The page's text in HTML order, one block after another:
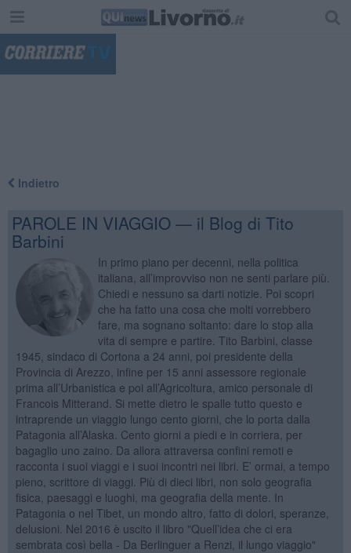
Indietro
PAROLE IN VIAGGIO — il Blog di Tito
Barbini
In primo piano per decenni, nella politica
italiana, all’improvviso non ne senti parlare più.
Chiedi e nessuno sa darti notizie. Poi scopri
che ha fatto una cosa che molti vorrebbero
fare, ma sognano soltanto: dare lo stop alla
vita di sempre e partire. Tito Barbini, classe
1945, sindaco di Cortona a 24 anni, poi presidente della
Provincia di Arezzo, infine per 15 anni assessore regionale
prima all’Urbanistica e poi all’Agricoltura, amico personale di
Francois Mitterand. Si mette dietro le spalle tutto questo e
intraprende un viaggio lungo cento giorni, che lo porta dalla
Patagonia all’Alaska. Cento giorni a piedi e in corriera, per
bagaglio uno zaino. Da allora attraversa confini remoti e
racconta i suoi viaggi e i suoi incontri nei libri. E’ ormai, a tempo
pieno, scrittore di viaggi. Più di dieci libri, non solo geografia
fisica, paesaggi e luoghi, ma geografia della mente. In
Patagonia o nel Tibet, un mondo altro, fatto di dolori, speranze,
delusioni. Nel 2016 è uscito il libro "Quell’idea che ci era
sembrata così bella - Da Berlinguer a Renzi, il lungo viaggio"